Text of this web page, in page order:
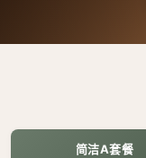
简洁A套餐